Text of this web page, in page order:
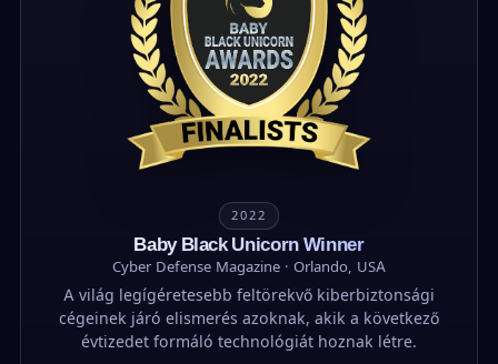
2022
Baby Black Unicorn Winner
Cyber Defense Magazine · Orlando, USA
A világ legígéretesebb feltörekvő kiberbiztonsági
cégeinek járó elismerés azoknak, akik a következő
évtizedet formáló technológiát hoznak létre.